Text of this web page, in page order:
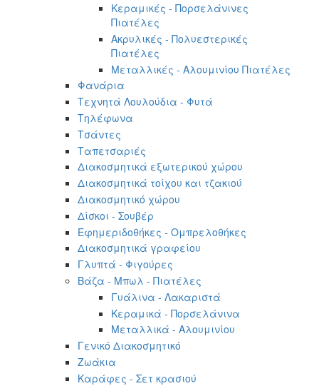
Κεραμικές - Πορσελάνινες
Πιατέλες
Ακρυλικές - Πολυεστερικές
Πιατέλες
Μεταλλικές - Αλουμινίου Πιατέλες
Φανάρια
Τεχνητά Λουλούδια - Φυτά
Τηλέφωνα
Τσάντες
Ταπετσαριές
Διακοσμητικά εξωτερικού χώρου
Διακοσμητικά τοίχου και τζακιού
Διακοσμητικό χώρου
Δίσκοι - Σουβέρ
Εφημεριδοθήκες - Ομπρελοθήκες
Διακοσμητικά γραφείου
Γλυπτά - Φιγούρες
Βάζα - Μπωλ - Πιατέλες
Γυάλινα - Λακαριστά
Κεραμικά - Πορσελάνινα
Μεταλλικά - Αλουμινίου
Γενικό Διακοσμητικό
Ζωάκια
Καράφες - Σετ κρασιού